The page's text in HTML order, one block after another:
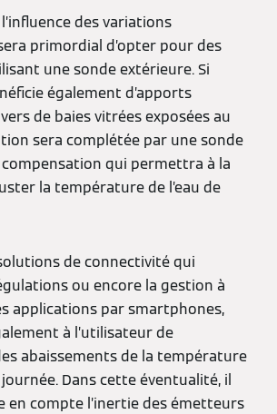
des variations
primordial d’opter pour des
une sonde extérieure. Si
également d’apports
de baies vitrées exposées au
sera complétée par une sonde
compensation qui permettra à la
la température de l’eau de
de connectivité qui
ou encore la gestion à
applications par smartphones,
à l’utilisateur de
abaissements de la température
journée. Dans cette éventualité, il
en compte l’inertie des émetteurs